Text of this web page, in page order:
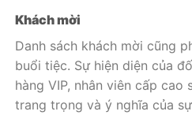
Khách mời
Danh sách khách mời cũng
buổi tiệc. Sự hiện diện của
hàng VIP, nhân viên cấp cao
trang trọng và ý nghĩa của